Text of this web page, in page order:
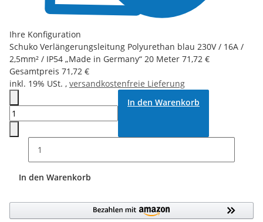
Ihre Konfiguration
Schuko Verlängerungsleitung Polyurethan blau 230V / 16A /
2,5mm² / IP54 „Made in Germany“ 20 Meter 71,72 €
Gesamtpreis 71,72 €
inkl. 19% USt. , versandkostenfreie Lieferung
In den Warenkorb
In den Warenkorb